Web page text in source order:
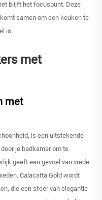
blijft het focuspunt. Deze
samen om een keuken te
is.
met
met
is een uitstekende
je badkamer om te
geeft een gevoel van vrede
Calacatta Gold wordt
die een sfeer van elegantie